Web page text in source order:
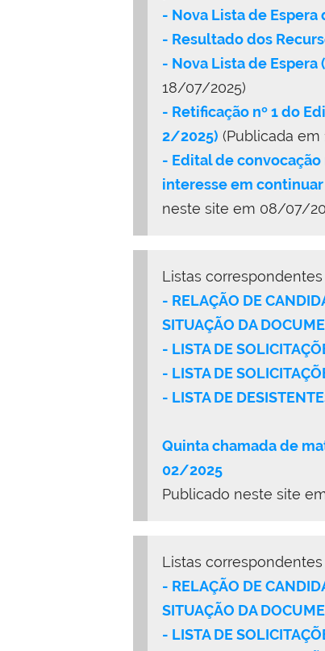
- Nova Lista de Espera
- Resultado dos
- Nova Lista de Espera
18/07/2025)
- Retificação nº 1 do
2/2025) (Publicada
- Edital de
interesse em continuar
neste site em 08/07/
Listas
- RELAÇÃO DE
SITUAÇÃO DA
- LISTA DE
- LISTA DE
- LISTA DE
Quinta chamada de
02/2025
Publicado neste site
Listas
- RELAÇÃO DE
SITUAÇÃO DA
- LISTA DE